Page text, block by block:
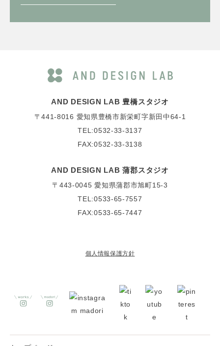
AND DESIGN LAB 豊橋スタジオ
〒441-8016 愛知県豊橋市新栄町字新田中64-1
TEL:0532-33-3137
FAX:0532-33-3138
AND DESIGN LAB 蒲郡スタジオ
〒443-0045 愛知県蒲郡市旭町15-3
TEL:0533-65-7557
FAX:0533-65-7447
個人情報保護方針